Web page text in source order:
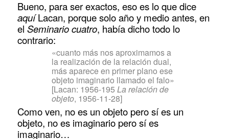
Bueno, para ser exactos, eso es lo que dice
aquíLacan, porque solo año y medio antes, en
elSeminario cuatro, había dicho todo lo
contrario:
«cuanto más nos aproximamos a
la realización de la relación dual,
más aparece en primer plano ese
objeto imaginario llamado el falo»
[Lacan: 1956-195 La relación de
objeto, 1956-11-28]
Como ven, no es un objeto pero sí es un
objeto, no es imaginario pero sí es
imaginario…